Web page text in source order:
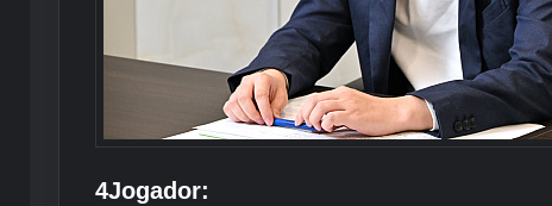
4Jogador: